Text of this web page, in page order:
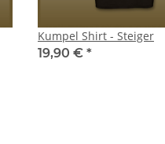
Kumpel Shirt - Steiger
19,90 € *